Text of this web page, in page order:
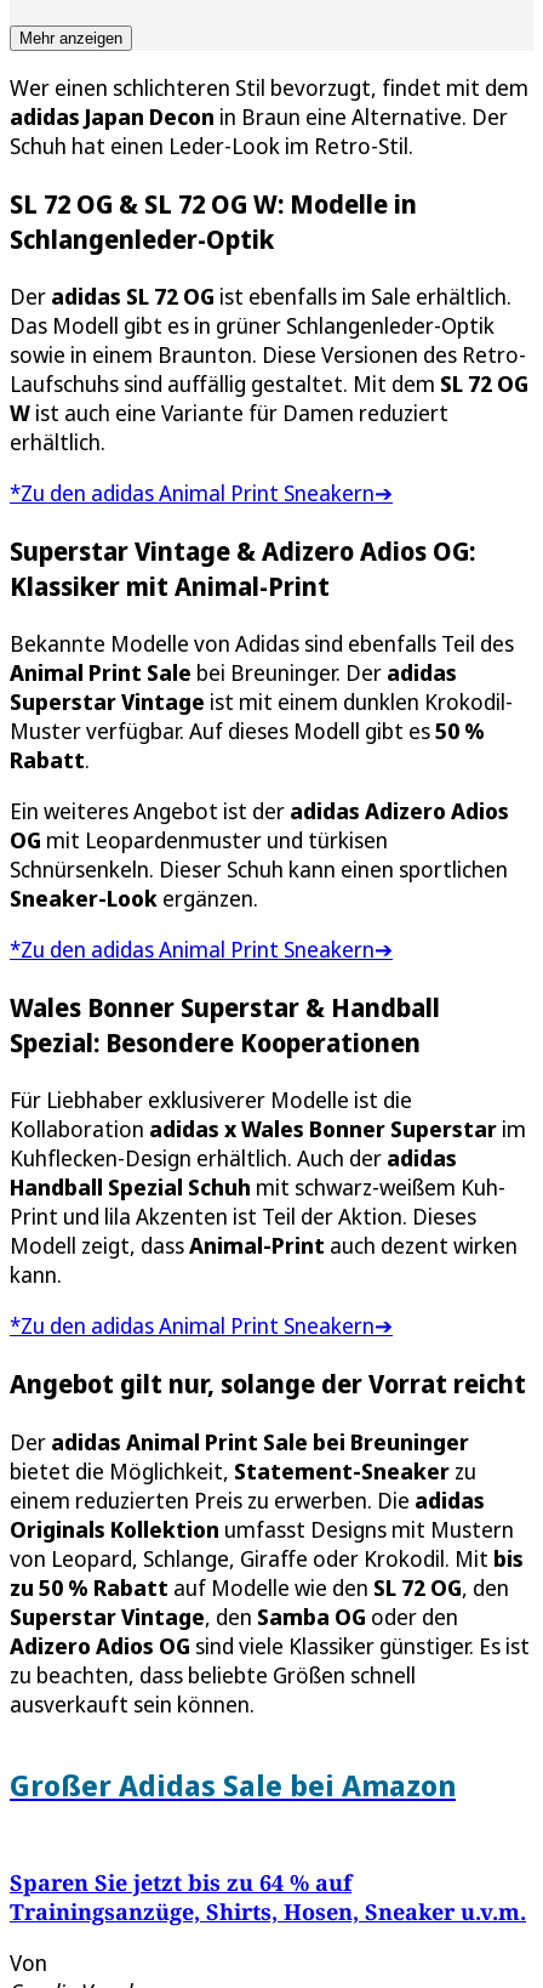
Mehr anzeigen
Wer einen schlichteren Stil bevorzugt, findet mit dem
adidas Japan Decon in Braun eine Alternative. Der
Schuh hat einen Leder-Look im Retro-Stil.
SL 72 OG & SL 72 OG W: Modelle in
Schlangenleder-Optik
Der adidas SL 72 OG ist ebenfalls im Sale erhältlich.
Das Modell gibt es in grüner Schlangenleder-Optik
sowie in einem Braunton. Diese Versionen des Retro-
Laufschuhs sind auffällig gestaltet. Mit dem SL 72 OG
W ist auch eine Variante für Damen reduziert
erhältlich.
*Zu den adidas Animal Print Sneakern➔
Superstar Vintage & Adizero Adios OG:
Klassiker mit Animal-Print
Bekannte Modelle von Adidas sind ebenfalls Teil des
Animal Print Sale bei Breuninger. Der adidas
Superstar Vintage ist mit einem dunklen Krokodil-
Muster verfügbar. Auf dieses Modell gibt es50 %
Rabatt.
Ein weiteres Angebot ist der adidas Adizero Adios
OG mit Leopardenmuster und türkisen
Schnürsenkeln. Dieser Schuh kann einen sportlichen
Sneaker-Look ergänzen.
*Zu den adidas Animal Print Sneakern➔
Wales Bonner Superstar & Handball
Spezial: Besondere Kooperationen
Für Liebhaber exklusiverer Modelle ist die
Kollaboration adidas x Wales Bonner Superstar im
Kuhflecken-Design erhältlich. Auch der adidas
Handball Spezial Schuh mit schwarz-weißem Kuh-
Print und lila Akzenten ist Teil der Aktion. Dieses
Modell zeigt, dassAnimal-Print auch dezent wirken
kann.
*Zu den adidas Animal Print Sneakern➔
Angebot gilt nur, solange der Vorrat reicht
Der adidas Animal Print Sale bei Breuninger
bietet die Möglichkeit, Statement-Sneaker zu
einem reduzierten Preis zu erwerben. Die adidas
Originals Kollektion umfasst Designs mit Mustern
von Leopard, Schlange, Giraffe oder Krokodil. Mit bis
zu 50 % Rabatt auf Modelle wie den SL 72 OG, den
Superstar Vintage, den Samba OG oder den
Adizero Adios OG sind viele Klassiker günstiger. Es ist
zu beachten, dass beliebte Größen schnell
ausverkauft sein können.
Großer Adidas Sale bei Amazon
Sparen Sie jetzt bis zu 64 % auf
Trainingsanzüge, Shirts, Hosen, Sneaker u.v.m.
Von